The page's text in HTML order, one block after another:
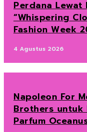
Perdana Lewat
“Whispering
Fashion Week
4 Agustus 2026
Napoleon For
Brothers untuk
Parfum